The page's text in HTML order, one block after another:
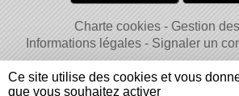
Charte cookies
Gestion
Informations légales
Signaler un
Ce site utilise des cookies et vous
que vous souhaitez activer